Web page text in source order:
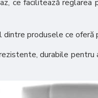
ce facilitează
produsele ce
durabile pentru